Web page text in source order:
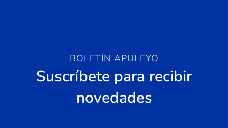
BOLETÍN APULEYO
Suscríbete para recibir
novedades